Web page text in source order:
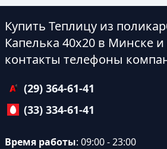
Купить Теплицу из
Капелька 40х20 в Минске
контакты телефоны
(29) 364-61-41
(33) 334-61-41
Время работы: 09:00 - 23:00